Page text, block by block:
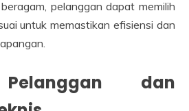
pelanggan dapat memilih
untuk memastikan efisiensi dan
dan